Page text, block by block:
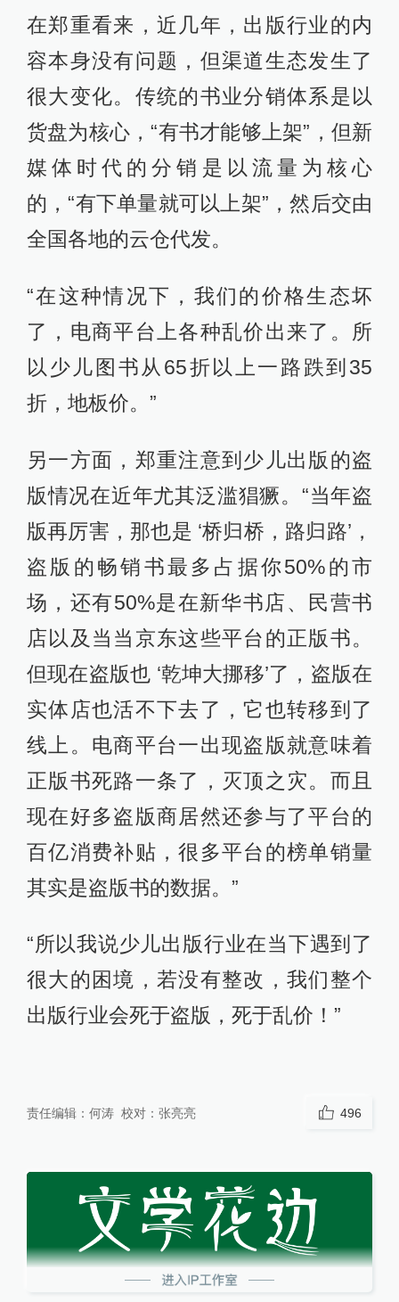
在郑重看来，近几年，出版行业的内
容本身没有问题，但渠道生态发生了
很大变化。传统的书业分销体系是以
货盘为核心，“有书才能够上架”，但新
媒体时代的分销是以流量为核心
的，“有下单量就可以上架”，然后交由
全国各地的云仓代发。
“在这种情况下，我们的价格生态坏
了，电商平台上各种乱价出来了。所
以少儿图书从65折以上一路跌到35
折，地板价。”
另一方面，郑重注意到少儿出版的盗
版情况在近年尤其泛滥猖獗。“当年盗
版再厉害，那也是 ‘桥归桥，路归路’，
盗版的畅销书最多占据你50%的市
场，还有50%是在新华书店、民营书
店以及当当京东这些平台的正版书。
但现在盗版也 ‘乾坤大挪移’了，盗版在
实体店也活不下去了，它也转移到了
线上。电商平台一出现盗版就意味着
正版书死路一条了，灭顶之灾。而且
现在好多盗版商居然还参与了平台的
百亿消费补贴，很多平台的榜单销量
其实是盗版书的数据。”
“所以我说少儿出版行业在当下遇到了
很大的困境，若没有整改，我们整个
出版行业会死于盗版，死于乱价！”
责任编辑： 何涛 校对： 张亮亮 496